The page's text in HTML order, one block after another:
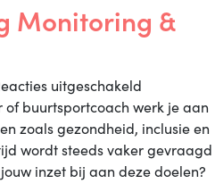
Monitoring &
uitgeschakeld
Monitoring
&
Evaluatie
of buurtsportcoach werk je aan
zoals gezondheid, inclusie en
wordt steeds vaker gevraagd
inzet bij aan deze doelen?